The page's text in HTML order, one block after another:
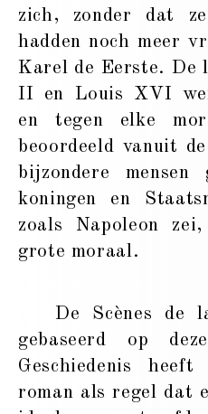
zich, zonder dat
hadden noch meer
Karel de Eerste. De
II en Louis XVI
en tegen elke
beoordeeld vanuit
bijzondere
koningen en
zoals Napoleon
grote moraal.
De Scènes de
gebaseerd op
Geschiedenis
roman als regel dat